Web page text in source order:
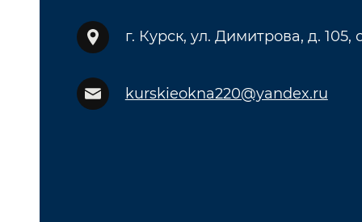
г. Курск, ул. Димитрова, д. 105,
kurskieokna220@yandex.ru